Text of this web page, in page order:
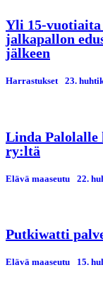
Yli 15-vuotiaita
jalkapallon
jälkeen
Harrastukset 23.
Linda Palolalle
ry:ltä
Elävä maaseutu 22.
Putkiwatti
Elävä maaseutu 15.